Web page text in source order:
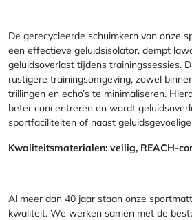
De gerecycleerde schuimkern van onze
een effectieve geluidsisolator, dempt
geluidsoverlast tijdens trainingssessies.
rustigere trainingsomgeving, zowel
trillingen en echo’s te minimaliseren.
beter concentreren en wordt
sportfaciliteiten of naast
Kwaliteitsmaterialen: veilig, REACH-
Al meer dan 40 jaar staan onze
kwaliteit. We werken samen met de